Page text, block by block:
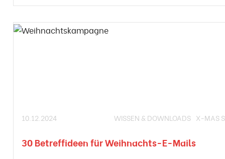
10.12.2024 WISSEN & DOWNLOADS X-MAS
30 Betreffideen für Weihnachts-E-Mails